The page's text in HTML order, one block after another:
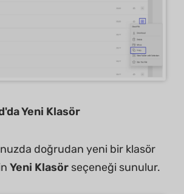
Yeni Klasör
doğrudan yeni bir klasör
Yeni Klasör seçeneği sunulur.